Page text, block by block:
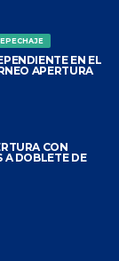
EN EL
APERTURA
CON
A DOBLETE DE